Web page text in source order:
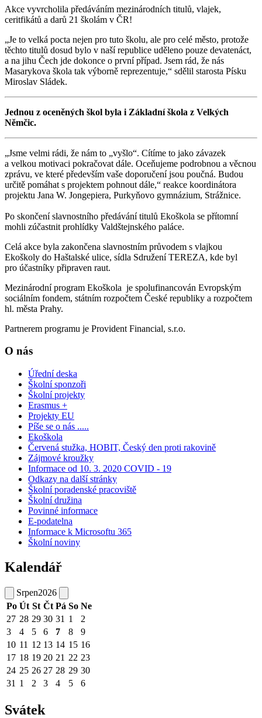
Akce vyvrcholila předáváním mezinárodních titulů, vlajek,
ceritfikátů a darů 21 školám v ČR!
„Je to velká pocta nejen pro tuto školu, ale pro celé město, protože
těchto titulů dosud bylo v naší republice uděleno pouze devatenáct,
a na jihu Čech jde dokonce o první případ. Jsem rád, že nás
Masarykova škola tak výborně reprezentuje,“ sdělil starosta Písku
Miroslav Sládek.
Jednou z oceněných škol byla i Základní škola z Velkých
Němčic.
„Jsme velmi rádi, že nám to „vyšlo“. Cítíme to jako závazek
a velkou motivaci pokračovat dále. Oceňujeme podrobnou a věcnou
zprávu, ve které především vaše doporučení jsou poučná. Budou
určitě pomáhat s projektem pohnout dále,“ reakce koordinátora
projektu Jana W. Jongepiera, Purkyňovo gymnázium, Strážnice.
Po skončení slavnostního předávání titulů Ekoškola se přítomní
mohli zúčastnit prohlídky Valdštejnského paláce.
Celá akce byla zakončena slavnostním průvodem s vlajkou
Ekoškoly do Haštalské ulice, sídla Sdružení TEREZA, kde byl
pro účastníky připraven raut.
Mezinárodní program Ekoškola je spolufinancován Evropským
sociálním fondem, státním rozpočtem České republiky a rozpočtem
hl. města Prahy.
Partnerem programu je Provident Financial, s.r.o.
O nás
Úřední deska
Školní sponzoři
Školní projekty
Erasmus +
Projekty EU
Píše se o nás .....
Ekoškola
Červená stužka, HOBIT, Český den proti rakovině
Zájmové kroužky
Informace od 10. 3. 2020 COVID - 19
Odkazy na další stránky
Školní poradenské pracoviště
Školní družina
Povinné informace
E-podatelna
Informace k Microsoftu 365
Školní noviny
Kalendář
Srpen2026
Po Út St Čt Pá So Ne
27 28 29 30 31 1
2
3
4 5 6 7 8
9
10 11 12 13 14 15 16
17 18 19 20 21 22 23
24 25 26 27 28 29 30
31 1 2 3 4 5 6
Svátek